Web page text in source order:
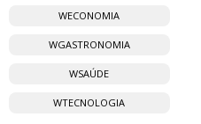
WECONOMIA
WGASTRONOMIA
WSAÚDE
WTECNOLOGIA